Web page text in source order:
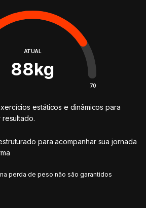
ATUAL
88kg
70
estáticos e dinâmicos para
para acompanhar sua jornada
perda de peso não são garantidos